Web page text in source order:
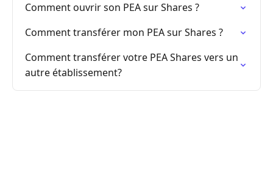
Comment ouvrir son PEA sur Shares ?
Comment transférer mon PEA sur Shares ?
Comment transférer votre PEA Shares vers un
autre établissement?